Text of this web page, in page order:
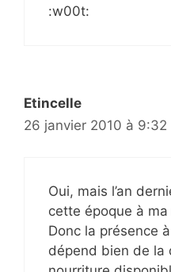
:w00t:
Etincelle
26 janvier 2010 à 9:32
Oui, mais l’an
cette époque à
Donc la présence
dépend bien de la